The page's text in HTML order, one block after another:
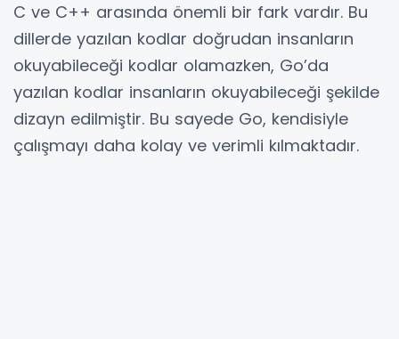
C ve C++ arasında önemli bir fark vardır. Bu
dillerde yazılan kodlar doğrudan insanların
okuyabileceği kodlar olamazken, Go’da
yazılan kodlar insanların okuyabileceği şekilde
dizayn edilmiştir. Bu sayede Go, kendisiyle
çalışmayı daha kolay ve verimli kılmaktadır.